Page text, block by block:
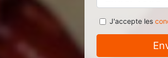
J'accepte les